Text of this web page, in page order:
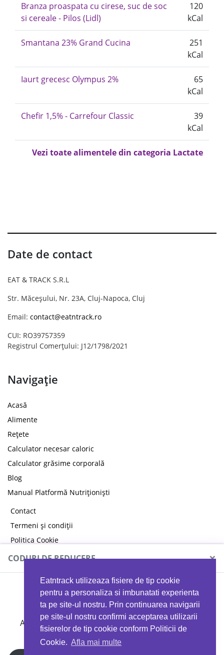
Eatntrack utilizeaza fisiere de tip cookie
pentru a personaliza si imbunatati experienta
ta pe site-ul nostru. Prin continuarea navigarii
pe site-ul nostru confirmi acceptarea utilizarii
fisierelor de tip cookie conform Politicii de
Cookie. Afla mai multe
Branza proaspata cu cirese, suc de soc
si cereale - Pilos (Lidl)
120
kCal
Smantana 23% Grand Cucina
251
kCal
Iaurt grecesc Olympus 2%
65
kCal
Chefir 1,5% - Carrefour Classic
39
kCal
Vezi toate alimentele din categoria Lactate
Date de contact
EAT & TRACK S.R.L
Str. Măceșului, Nr. 23A, Cluj-Napoca, Cluj
Email: contact@eatntrack.ro
CUI: RO39757359
Registrul Comerțului: J12/1798/2021
Navigație
Acasă
Alimente
Rețete
Calculator necesar caloric
Calculator grăsime corporală
Blog
Manual Platformă Nutriționiști
Contact
Termeni și condiții
Politica Cookie
Politica de confidențialitate
CODURI DE REDUCERE ×
MYPROTEIN
Ai 40%reducere la orice comandă folosind codul
EATTRACK